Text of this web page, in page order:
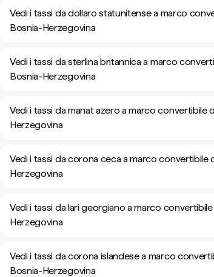
Vedi i tassi da dollaro statunitense a marco
Bosnia-Herzegovina
Vedi i tassi da sterlina britannica a marco
Bosnia-Herzegovina
Vedi i tassi da manat azero a marco convertibile
Herzegovina
Vedi i tassi da corona ceca a marco convertibile
Herzegovina
Vedi i tassi da lari georgiano a marco
Herzegovina
Vedi i tassi da corona islandese a marco
Bosnia-Herzegovina